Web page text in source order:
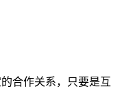
合作关系，只要是互